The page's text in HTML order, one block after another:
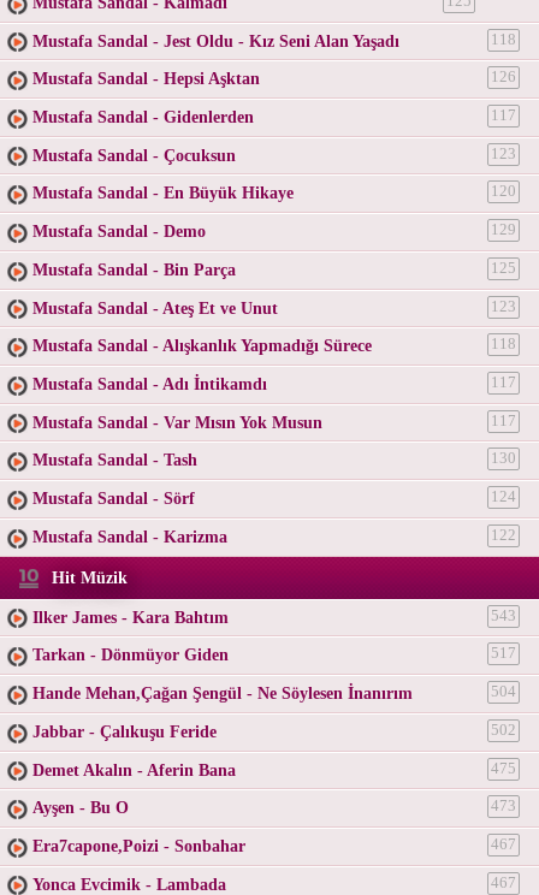
Mustafa Sandal - Jest Oldu - Kız Seni Alan Yaşadı 118
Mustafa Sandal - Hepsi Aşktan 126
Mustafa Sandal - Gidenlerden 117
Mustafa Sandal - Çocuksun 123
Mustafa Sandal - En Büyük Hikaye 120
Mustafa Sandal - Demo 129
Mustafa Sandal - Bin Parça 125
Mustafa Sandal - Ateş Et ve Unut 123
Mustafa Sandal - Alışkanlık Yapmadığı Sürece 118
Mustafa Sandal - Adı İntikamdı 117
Mustafa Sandal - Var Mısın Yok Musun 117
Mustafa Sandal - Tash 130
Mustafa Sandal - Sörf 124
Mustafa Sandal - Karizma 122
Hit Müzik
Ilker James - Kara Bahtım 543
Tarkan - Dönmüyor Giden 517
Hande Mehan,Çağan Şengül - Ne Söylesen İnanırım 504
Jabbar - Çalıkuşu Feride 502
Demet Akalın - Aferin Bana 475
Ayşen - Bu O 473
Era7capone,Poizi - Sonbahar 467
Yonca Evcimik - Lambada 467